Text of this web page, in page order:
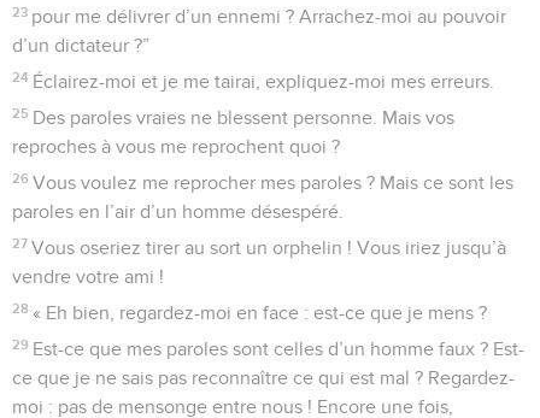
23 pour me délivrer d’un ennemi ? Arrachez-moi au pouvoir
d’un dictateur ?”
24 Éclairez-moi et je me tairai, expliquez-moi mes erreurs.
25 Des paroles vraies ne blessent personne. Mais vos
reproches à vous me reprochent quoi ?
26 Vous voulez me reprocher mes paroles ? Mais ce sont les
paroles en l’air d’un homme désespéré.
27 Vous oseriez tirer au sort un orphelin ! Vous iriez jusqu’à
vendre votre ami !
28 « Eh bien, regardez-moi en face : est-ce que je mens ?
29 Est-ce que mes paroles sont celles d’un homme faux ? Est-
ce que je ne sais pas reconnaître ce qui est mal ? Regardez-
moi : pas de mensonge entre nous ! Encore une fois,